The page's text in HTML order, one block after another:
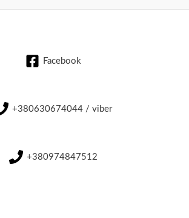
Facebook
+380630674044 / viber
+380974847512